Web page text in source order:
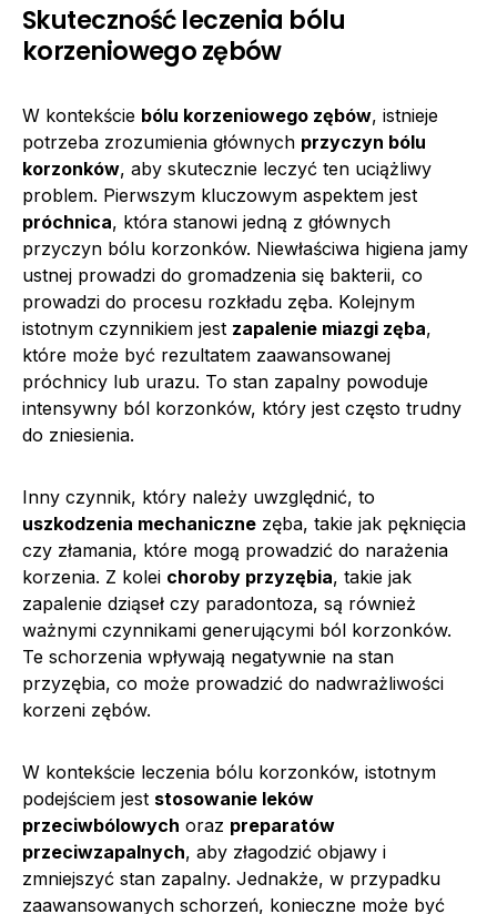
Skuteczność leczenia bólu
korzeniowego zębów
W kontekście bólu korzeniowego zębów, istnieje
potrzeba zrozumienia głównych przyczyn bólu
korzonków, aby skutecznie leczyć ten uciążliwy
problem. Pierwszym kluczowym aspektem jest
próchnica, która stanowi jedną z głównych
przyczyn bólu korzonków. Niewłaściwa higiena jamy
ustnej prowadzi do gromadzenia się bakterii, co
prowadzi do procesu rozkładu zęba. Kolejnym
istotnym czynnikiem jest zapalenie miazgi zęba,
które może być rezultatem zaawansowanej
próchnicy lub urazu. To stan zapalny powoduje
intensywny ból korzonków, który jest często trudny
do zniesienia.
Inny czynnik, który należy uwzględnić, to
uszkodzenia mechaniczne zęba, takie jak pęknięcia
czy złamania, które mogą prowadzić do narażenia
korzenia. Z kolei choroby przyzębia, takie jak
zapalenie dziąseł czy paradontoza, są również
ważnymi czynnikami generującymi ból korzonków.
Te schorzenia wpływają negatywnie na stan
przyzębia, co może prowadzić do nadwrażliwości
korzeni zębów.
W kontekście leczenia bólu korzonków, istotnym
podejściem jest stosowanie leków
przeciwbólowych oraz preparatów
przeciwzapalnych, aby złagodzić objawy i
zmniejszyć stan zapalny. Jednakże, w przypadku
zaawansowanych schorzeń, konieczne może być